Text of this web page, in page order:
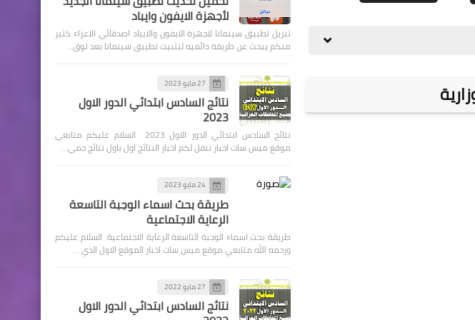
لأجهزة الايفون وايباد
تنزيل تطبيق سينمانا لاجهزة الايفون والايباد اصدقائي الاعزاء كثير
منكم يبحث عن طريقة دائميه لتثبيت تطبيق سينمانا بعد توق…
27 مايو 2023
نتائج السادس ابتدائي الدور الاول
2023
نتائج السادس ابتدائي الدور الاول 2023 السلام عليكم متابعي
موقع ميس سات اخبار ننقل لكم اخبار النتائج اول باول نتائج جمي…
24 مايو 2023
طريقة بحث اسماء الوجبة التاسعة
الرعاية الاجتماعية
طريقة بحث اسماء الوجبة التاسعة الرعاية الاجتماعية السلام عليكم
ورحمه الله متابعي موقع ميس سات اخبار الموقع الاول الذي …
27 مايو 2022
نتائج السادس ابتدائي الدور الاول
اخبار العامة
عاجل قرار هام من خلية الازمة
اخبارالطقس
الاسبوع